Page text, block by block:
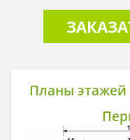
Планы этажей